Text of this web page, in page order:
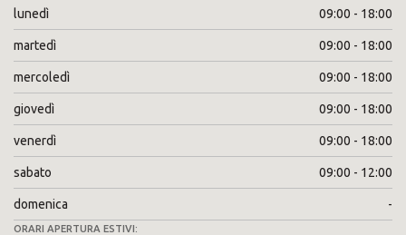
lunedì 09:00 - 18:00
martedì 09:00 - 18:00
mercoledì 09:00 - 18:00
giovedì 09:00 - 18:00
venerdì 09:00 - 18:00
sabato 09:00 - 12:00
domenica -
ORARI APERTURA ESTIVI: